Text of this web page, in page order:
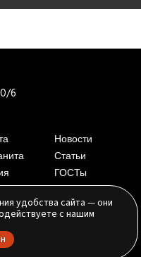
6
Новости
Статьи
ГОСТы
удобства сайта — они
с нашим